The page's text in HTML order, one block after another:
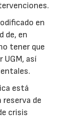
en
de, en
tener que
UGM, así
está
de
crisis